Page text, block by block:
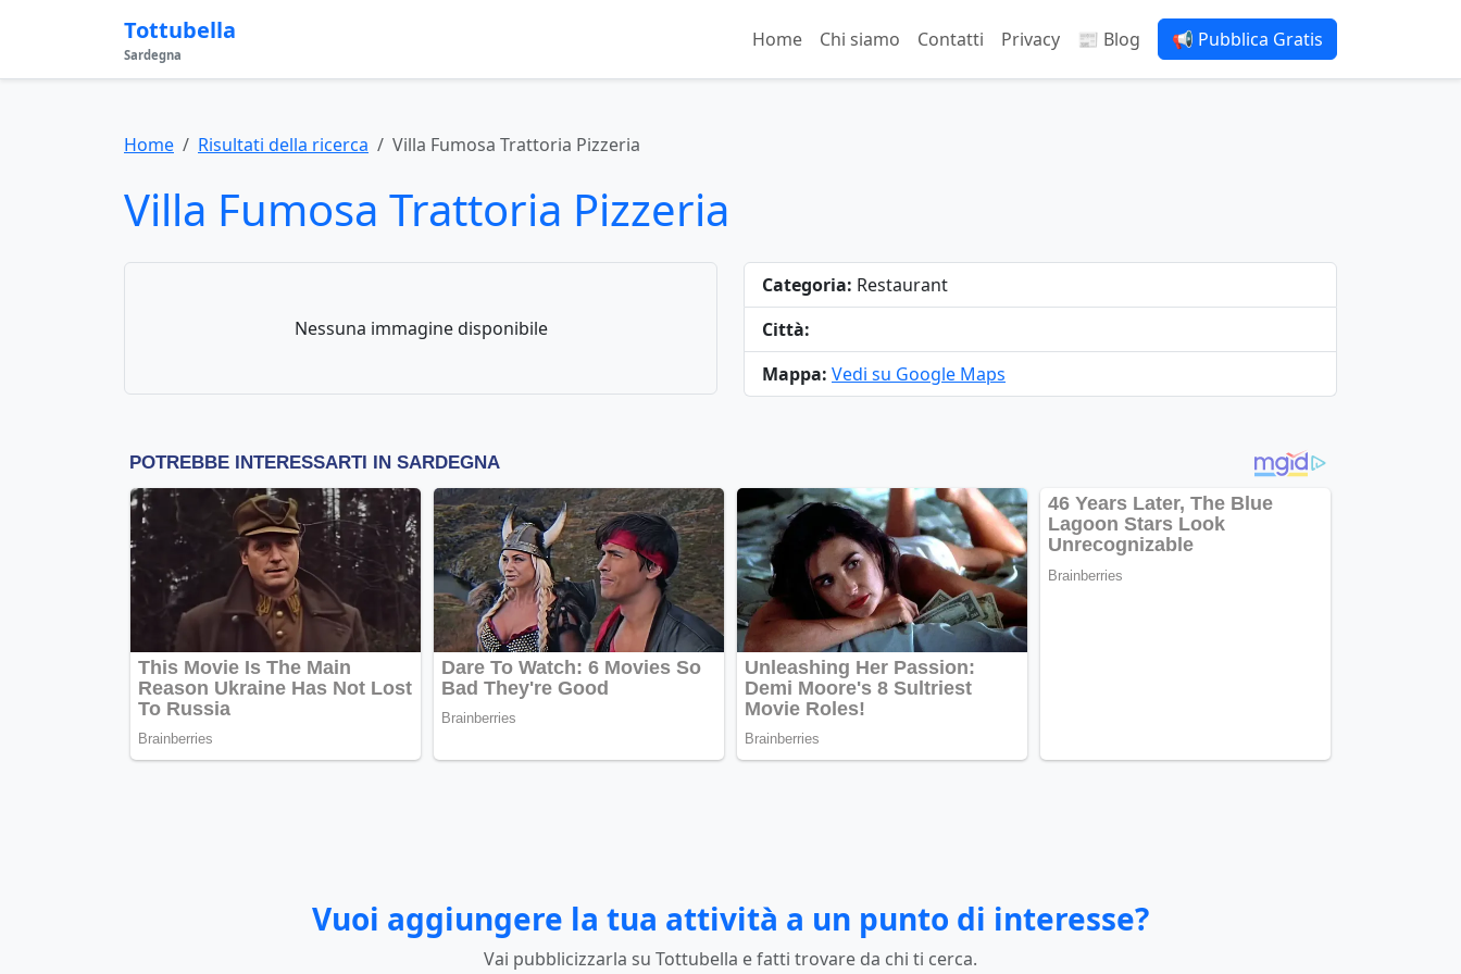
Tottubella
Sardegna
Home Chi siamo Contatti Privacy 📰 Blog 📢 Pubblica Gratis
Home Risultati della ricerca Villa Fumosa Trattoria Pizzeria
Villa Fumosa Trattoria Pizzeria
Nessuna immagine disponibile
Categoria: Restaurant
Città:
Mappa: Vedi su Google Maps
Vuoi aggiungere la tua attività a un punto di interesse?
Vai pubblicizzarla su Tottubella e fatti trovare da chi ti cerca.